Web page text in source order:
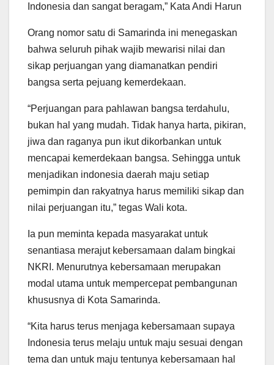
Indonesia dan sangat beragam,” Kata Andi Harun
Orang nomor satu di Samarinda ini menegaskan
bahwa seluruh pihak wajib mewarisi nilai dan
sikap perjuangan yang diamanatkan pendiri
bangsa serta pejuang kemerdekaan.
“Perjuangan para pahlawan bangsa terdahulu,
bukan hal yang mudah. Tidak hanya harta, pikiran,
jiwa dan raganya pun ikut dikorbankan untuk
mencapai kemerdekaan bangsa. Sehingga untuk
menjadikan indonesia daerah maju setiap
pemimpin dan rakyatnya harus memiliki sikap dan
nilai perjuangan itu,” tegas Wali kota.
Ia pun meminta kepada masyarakat untuk
senantiasa merajut kebersamaan dalam bingkai
NKRI. Menurutnya kebersamaan merupakan
modal utama untuk mempercepat pembangunan
khususnya di Kota Samarinda.
“Kita harus terus menjaga kebersamaan supaya
Indonesia terus melaju untuk maju sesuai dengan
tema dan untuk maju tentunya kebersamaan hal